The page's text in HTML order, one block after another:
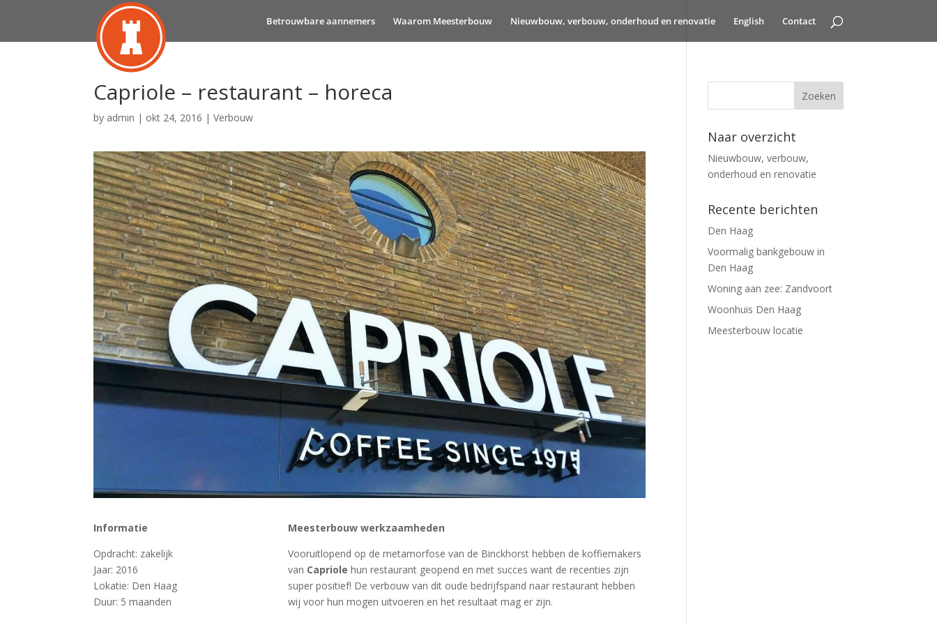
Betrouwbare aannemers Waarom Meesterbouw Nieuwbouw, verbouw, onderhoud en renovatie English Contact
Capriole – restaurant – horeca
by admin | okt 24, 2016 |Verbouw
Informatie
Opdracht: zakelijk
Jaar: 2016
Lokatie: Den Haag
Duur: 5 maanden
Meesterbouw werkzaamheden
Vooruitlopend op de metamorfose van de Binckhorst hebben de koffiemakers
van Capriole hun restaurant geopend en met succes want de recenties zijn
super positief! De verbouw van dit oude bedrijfspand naar restaurant hebben
wij voor hun mogen uitvoeren en het resultaat mag er zijn.
Naar overzicht
Nieuwbouw, verbouw,
onderhoud en renovatie
Recente berichten
Den Haag
Voormalig bankgebouw in
Den Haag
Woning aan zee: Zandvoort
Woonhuis Den Haag
Meesterbouw locatie